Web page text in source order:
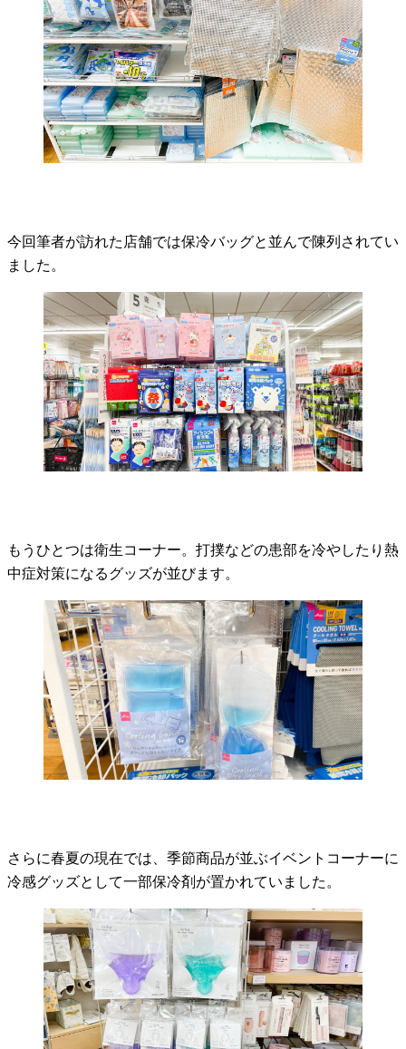
今回筆者が訪れた店舗では保冷バッグと並んで陳列されてい
ました。
もうひとつは衛生コーナー。打撲などの患部を冷やしたり熱
中症対策になるグッズが並びます。
さらに春夏の現在では、季節商品が並ぶイベントコーナーに
冷感グッズとして一部保冷剤が置かれていました。